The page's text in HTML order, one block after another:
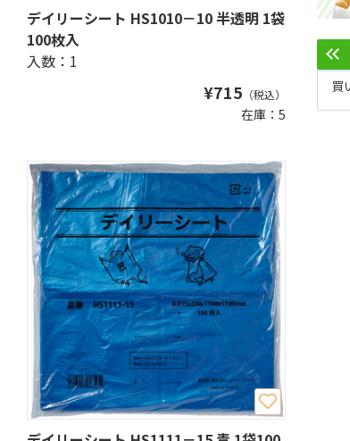
デイリーシート HS1010－10 半透明 1袋
100枚入
入数：1
¥715 （税込）
在庫：5
買